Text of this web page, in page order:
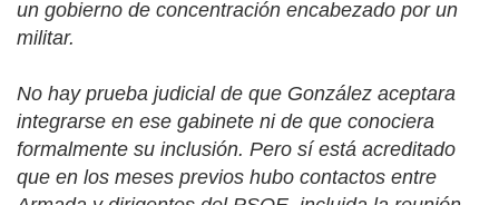
un gobierno de concentración encabezado por un
militar.
No hay prueba judicial de que González aceptara
integrarse en ese gabinete ni de que conociera
formalmente su inclusión. Pero sí está acreditado
que en los meses previos hubo contactos entre